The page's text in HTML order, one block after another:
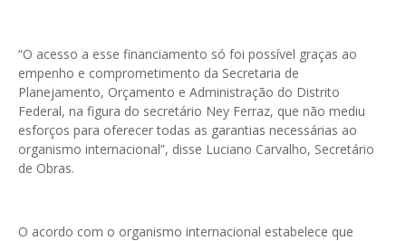
“O acesso a esse financiamento só foi possível graças ao
empenho e comprometimento da Secretaria de
Planejamento, Orçamento e Administração do Distrito
Federal, na figura do secretário Ney Ferraz, que não mediu
esforços para oferecer todas as garantias necessárias ao
organismo internacional”, disse Luciano Carvalho, Secretário
de Obras.
O acordo com o organismo internacional estabelece que